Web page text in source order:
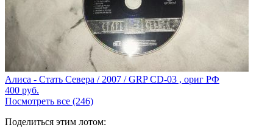
Алиса - Стать Севера / 2007 / GRP CD-03 , ориг РФ
400 руб.
Посмотреть все (246)
Поделиться этим лотом: